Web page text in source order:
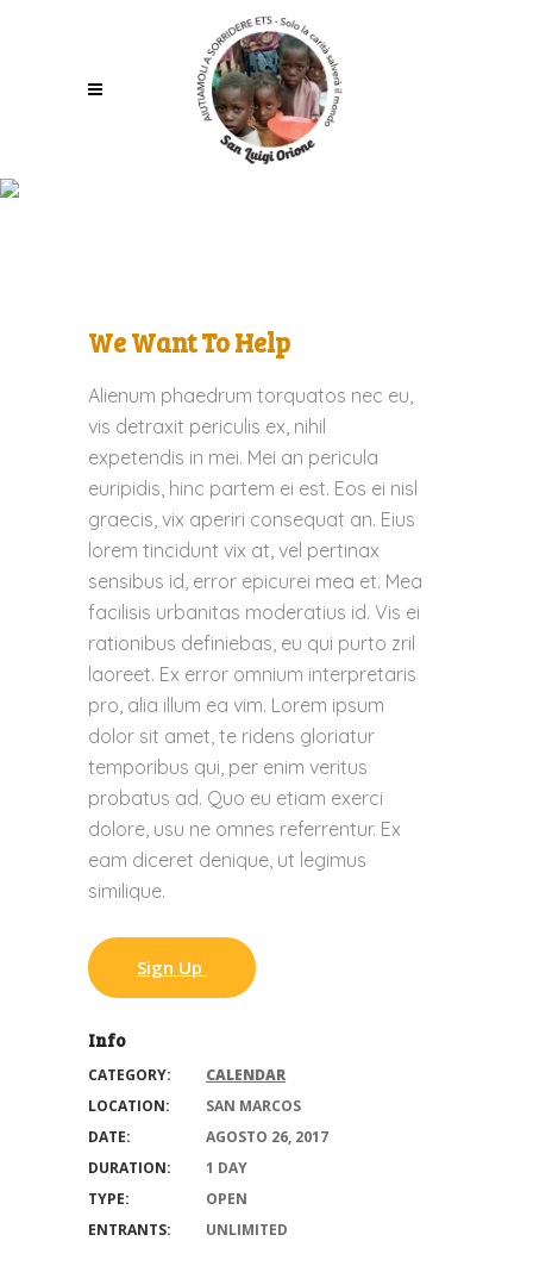
We Want To Help
Alienum phaedrum torquatos nec eu,
vis detraxit periculis ex, nihil
expetendis in mei. Mei an pericula
euripidis, hinc partem ei est. Eos ei nisl
graecis, vix aperiri consequat an. Eius
lorem tincidunt vix at, vel pertinax
sensibus id, error epicurei mea et. Mea
facilisis urbanitas moderatius id. Vis ei
rationibus definiebas, eu qui purto zril
laoreet. Ex error omnium interpretaris
pro, alia illum ea vim. Lorem ipsum
dolor sit amet, te ridens gloriatur
temporibus qui, per enim veritus
probatus ad. Quo eu etiam exerci
dolore, usu ne omnes referrentur. Ex
eam diceret denique, ut legimus
similique.
Sign Up
Info
CATEGORY:
CALENDAR
LOCATION:
SAN MARCOS
DATE:
AGOSTO 26, 2017
DURATION:
1 DAY
TYPE:
OPEN
ENTRANTS:
UNLIMITED